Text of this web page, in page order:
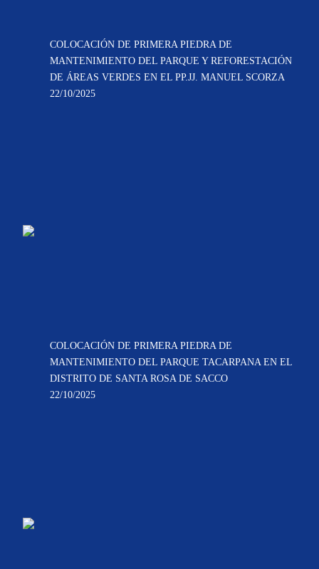
COLOCACIÓN DE PRIMERA PIEDRA DE
MANTENIMIENTO DEL PARQUE Y REFORESTACIÓN
DE ÁREAS VERDES EN EL PP.JJ. MANUEL SCORZA
22/10/2025
COLOCACIÓN DE PRIMERA PIEDRA DE
MANTENIMIENTO DEL PARQUE TACARPANA EN EL
DISTRITO DE SANTA ROSA DE SACCO
22/10/2025